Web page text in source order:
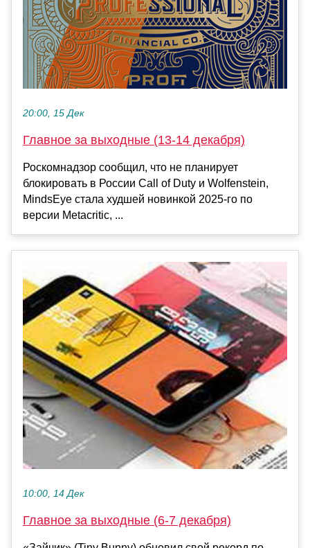
20:00, 15 Дек
Главное за выходные (13-14 декабря)
Роскомнадзор сообщил, что не планирует
блокировать в России Call of Duty и Wolfenstein,
MindsEye стала худшей новинкой 2025-го по
версии Metacritic, ...
10:00, 14 Дек
Главное за выходные (6-7 декабря)